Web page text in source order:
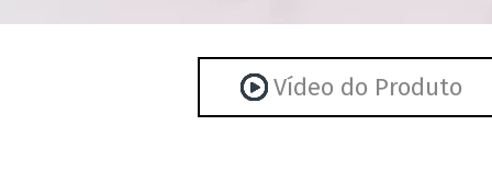
Vídeo do Produto